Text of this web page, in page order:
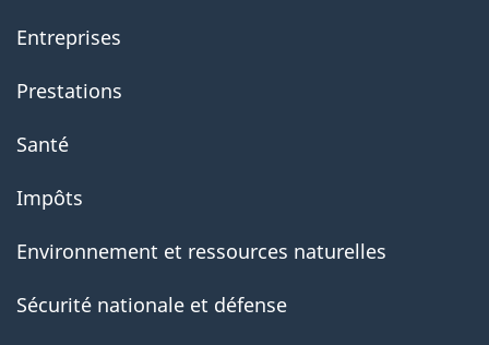
Entreprises
Prestations
Santé
Impôts
Environnement et ressources naturelles
Sécurité nationale et défense